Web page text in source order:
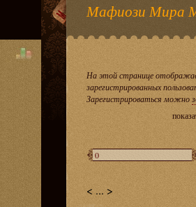
Мафиози Мира
На этой странице
зарегистрированных
Зарегистрироваться можно
< ... >